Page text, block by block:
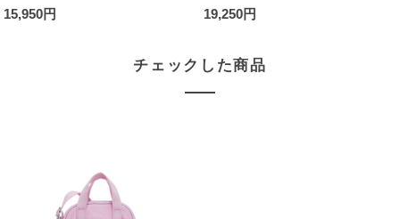
15,950円
19,250円
チェックした商品